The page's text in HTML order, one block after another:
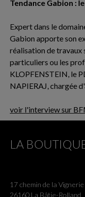
Tendance Gabion :
Expert dans le
Gabion apporte son
réalisation de travaux
particuliers ou les
KLOPFENSTEIN, le
NAPIERAJ, chargée
voir l'interview sur
LA
17 chemin de la Vignerie
26160 La Bâtie-Rolland